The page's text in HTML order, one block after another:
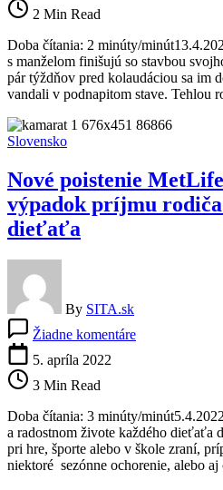
poistenie
–
môže
vám
uchrániť
miešačku,
strechu
2 Min Read
Doba čítania: 2 minúty/
s manželom finišujú so stavbou
pár týždňov pred kolaudáciou sa im
vandali v podnapitom stave. Tehlou
Slovensko
Nové poistenie
výpadok príjmu
dieťaťa
By SITA.sk
Žiadne komentáreNové
príjmu
rodiča
pri
ošetrovaní
5. apríla 2022
3 Min Read
Doba čítania: 3 minúty/
a radostnom živote každého dieťaťa
pri hre, športe alebo v škole zraní,
niektoré sezónne ochorenie, alebo